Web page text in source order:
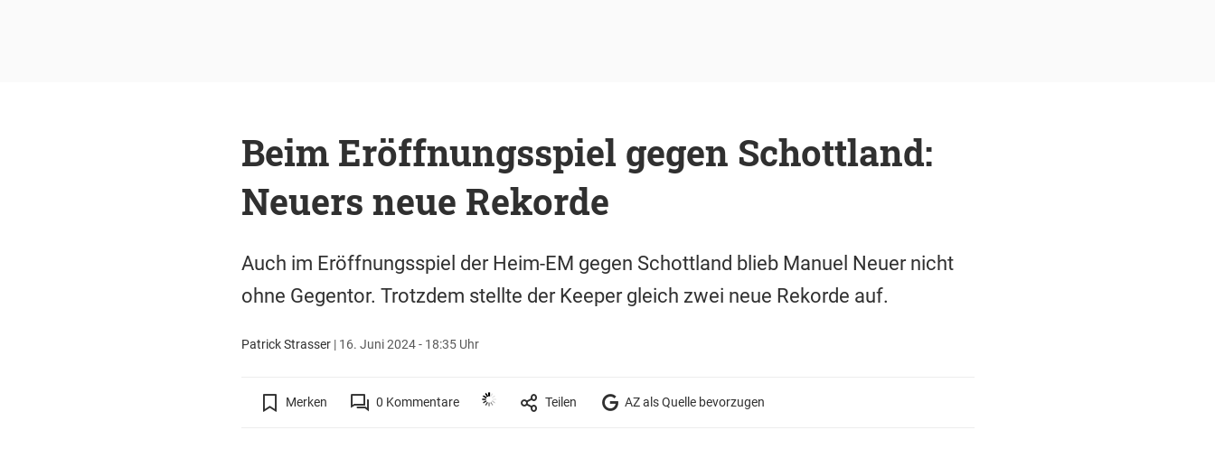
Beim Eröffnungsspiel gegen Schottland:
Neuers neue Rekorde
Auch im Eröffnungsspiel der Heim-EM gegen Schottland blieb Manuel Neuer nicht
ohne Gegentor. Trotzdem stellte der Keeper gleich zwei neue Rekorde auf.
Patrick Strasser | 16. Juni 2024 - 18:35 Uhr
Merken 0 Kommentare Teilen AZ als Quelle bevorzugen